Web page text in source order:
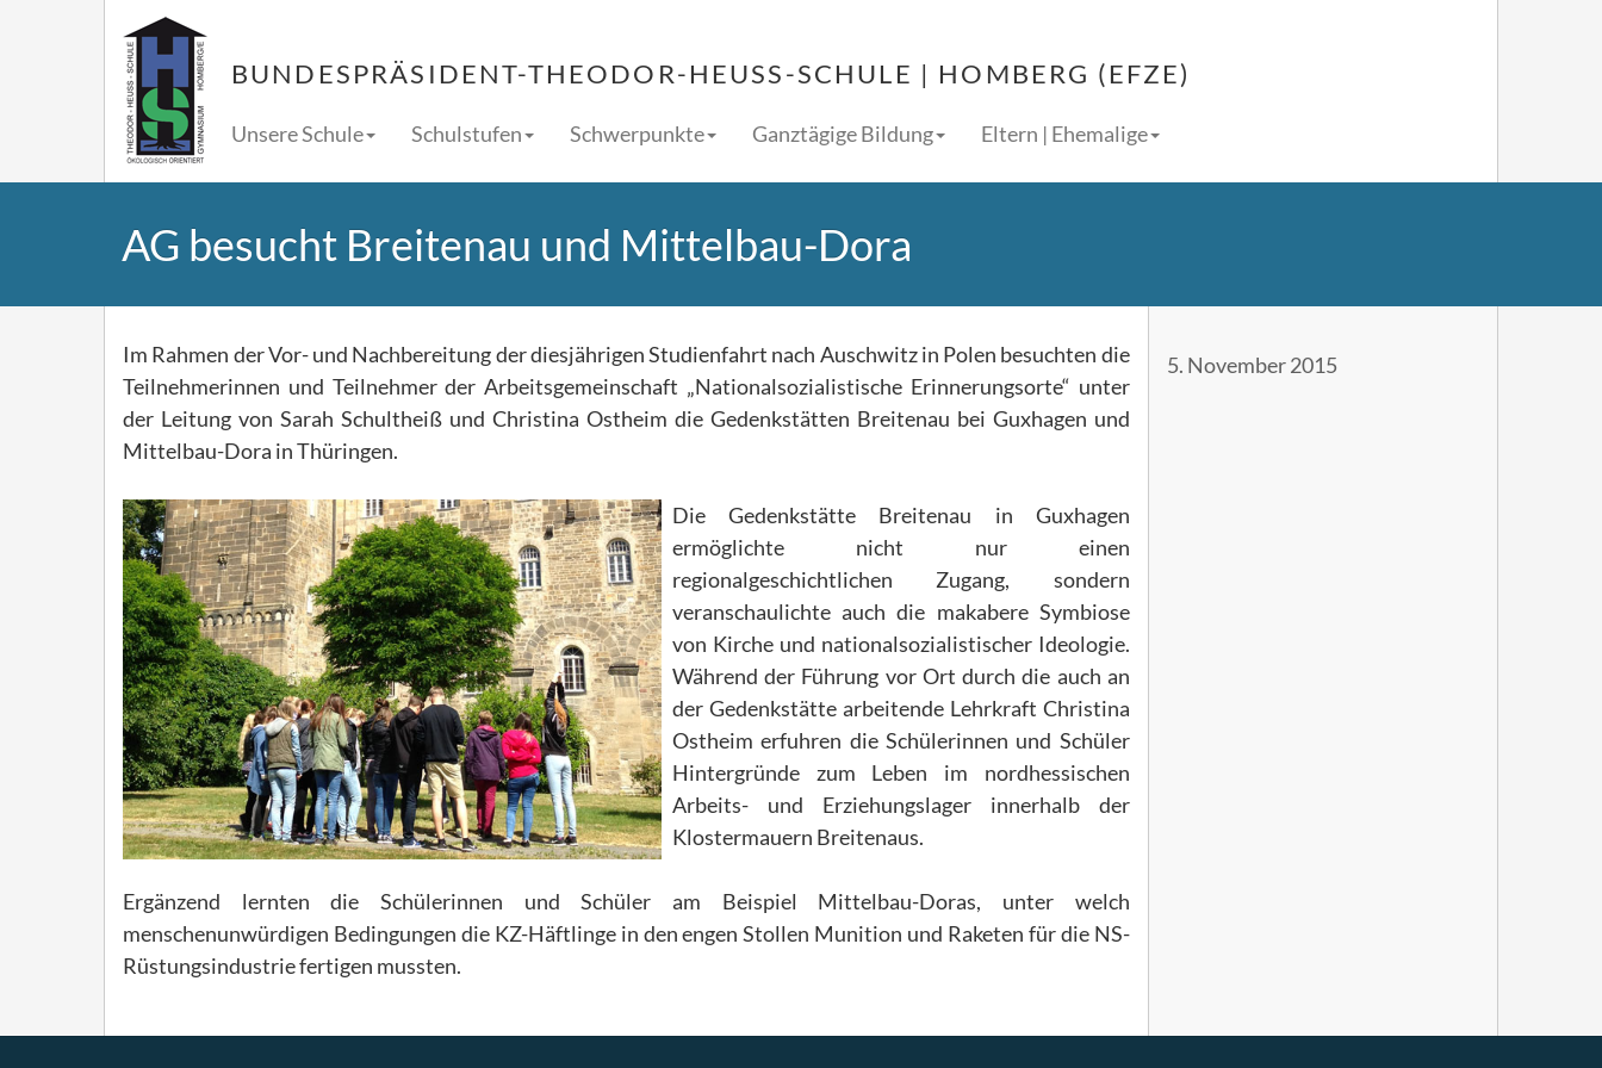
BUNDESPRÄSIDENT-THEODOR-HEUSS-SCHULE | HOMBERG (EFZE)
Unsere Schule Schulstufen Schwerpunkte Ganztägige Bildung Eltern | Ehemalige
AG besucht Breitenau und Mittelbau-Dora
Im Rahmen der Vor- und Nachbereitung der diesjährigen Studienfahrt nach Auschwitz in Polen besuchten die
Teilnehmerinnen und Teilnehmer der Arbeitsgemeinschaft „Nationalsozialistische Erinnerungsorte“ unter
der Leitung von Sarah Schultheiß und Christina Ostheim die Gedenkstätten Breitenau bei Guxhagen und
Mittelbau-Dora in Thüringen.
Die Gedenkstätte Breitenau in Guxhagen
ermöglichte nicht nur einen
regionalgeschichtlichen Zugang, sondern
veranschaulichte auch die makabere Symbiose
von Kirche und nationalsozialistischer Ideologie.
Während der Führung vor Ort durch die auch an
der Gedenkstätte arbeitende Lehrkraft Christina
Ostheim erfuhren die Schülerinnen und Schüler
Hintergründe zum Leben im nordhessischen
Arbeits- und Erziehungslager innerhalb der
Klostermauern Breitenaus.
Ergänzend lernten die Schülerinnen und Schüler am Beispiel Mittelbau-Doras, unter welch
menschenunwürdigen Bedingungen die KZ-Häftlinge in den engen Stollen Munition und Raketen für die NS-
Rüstungsindustrie fertigen mussten.
5. November 2015